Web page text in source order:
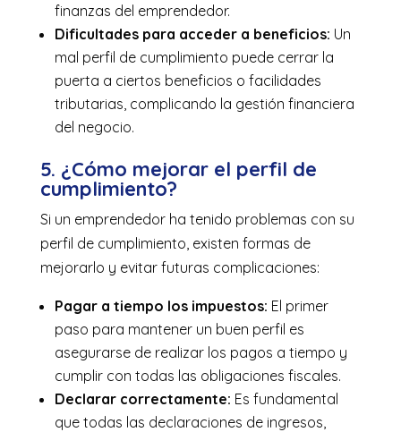
finanzas del emprendedor.
Dificultades para acceder a beneficios: Un
mal perfil de cumplimiento puede cerrar la
puerta a ciertos beneficios o facilidades
tributarias, complicando la gestión financiera
del negocio.
5. ¿Cómo mejorar el perfil de
cumplimiento?
Si un emprendedor ha tenido problemas con su
perfil de cumplimiento, existen formas de
mejorarlo y evitar futuras complicaciones:
Pagar a tiempo los impuestos: El primer
paso para mantener un buen perfil es
asegurarse de realizar los pagos a tiempo y
cumplir con todas las obligaciones fiscales.
Declarar correctamente: Es fundamental
que todas las declaraciones de ingresos,